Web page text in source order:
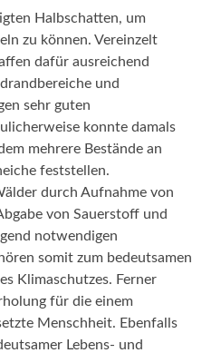
Halbschatten, um
zu können. Vereinzelt
dafür ausreichend
und
sehr guten
konnte damals
mehrere Bestände an
feststellen.
durch Aufnahme von
von Sauerstoff und
notwendigen
somit zum bedeutsamen
Klimaschutzes. Ferner
für die einem
Menschheit. Ebenfalls
Lebens- und